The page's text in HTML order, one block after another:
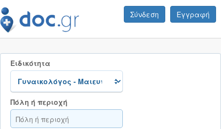
Σύνδεση Εγγραφή
Ειδικότητα
Πόλη ή περιοχή